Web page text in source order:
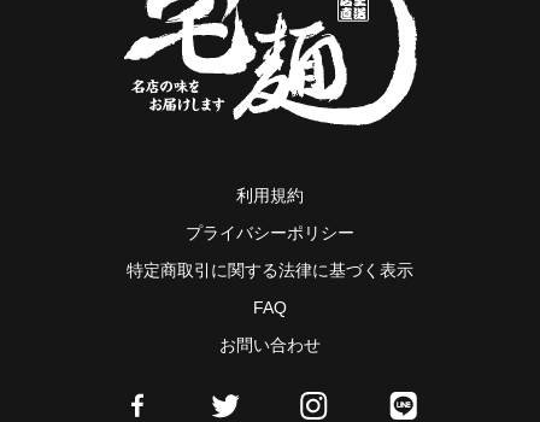
利用規約
プライバシーポリシー
特定商取引に関する法律に基づく表示
FAQ
お問い合わせ